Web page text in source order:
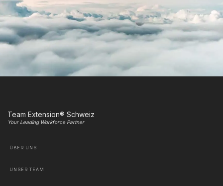
Team Extension® Schweiz
Your Leading Workforce Partner
ÜBER UNS
UNSER TEAM